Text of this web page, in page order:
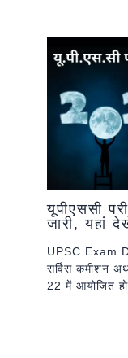
यूपीएससी
जारी, यहां
UPSC Exam
सर्विस कमीशन
22 में आयोजित